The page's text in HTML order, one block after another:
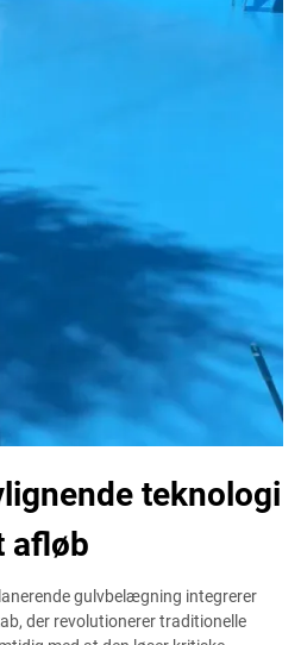
teknologi
afløb
gulvbelægning integrerer
der revolutionerer traditionelle